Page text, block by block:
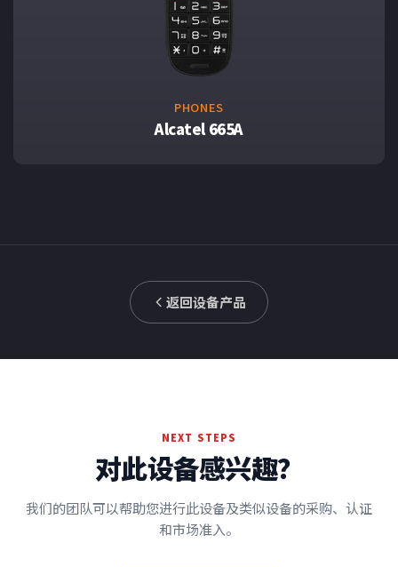
PHONES
Alcatel 665A
返回设备产品
NEXT STEPS
对此设备感兴趣？
我们的团队可以帮助您进行此设备及类似设备的采购、认证
和市场准入。